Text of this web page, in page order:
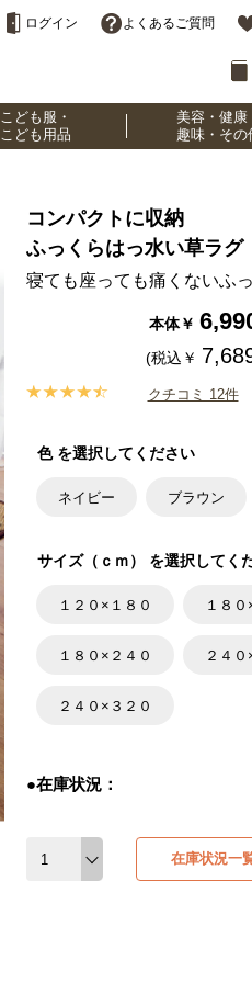
ログイン よくあるご質問
こども服・
こども用品
美容・健康
趣味・その
コンパクトに収納
ふっくらはっ水い草ラグ
寝ても座っても痛くないふっ
本体￥
(税込￥
クチコミ 12件
色 を選択してください
ネイビー ブラウン
サイズ（ｃｍ） を選択してく
１２０×１８０ １８０
１８０×２４０ ２４０
２４０×３２０
●在庫状況：
在庫状況一